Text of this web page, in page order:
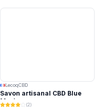
LecoqCBD
Savon artisanal CBD Blue
Meringue
(2)